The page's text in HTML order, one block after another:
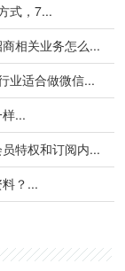
式，7...
相关业务怎么...
业适合做微信...
...
特权和订阅内...
？...